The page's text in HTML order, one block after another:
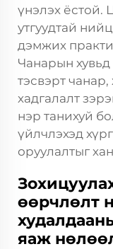
үнэлэх ёстой.
утгуудтай
дэмжих
Чанарын хувьд
тэсвэрт чанар,
хадгалалт
нэр танихуй
үйлчлэхэд
оруулалтыг
өөрчлөлт
яаж